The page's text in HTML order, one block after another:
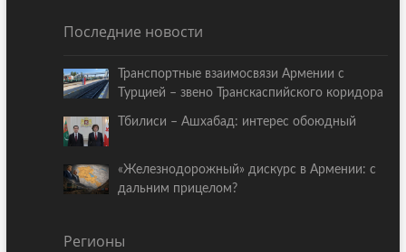
Последние новости
Транспортные взаимосвязи Армении с
Турцией – звено Транскаспийского коридора
Тбилиси – Ашхабад: интерес обоюдный
«Железнодорожный» дискурс в Армении: с
дальним прицелом?
Регионы